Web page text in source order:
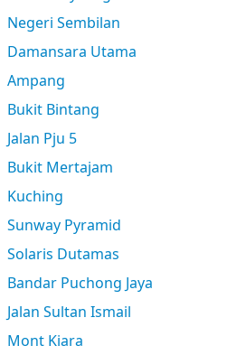
Negeri Sembilan
Damansara Utama
Ampang
Bukit Bintang
Jalan Pju 5
Bukit Mertajam
Kuching
Sunway Pyramid
Solaris Dutamas
Bandar Puchong Jaya
Jalan Sultan Ismail
Mont Kiara